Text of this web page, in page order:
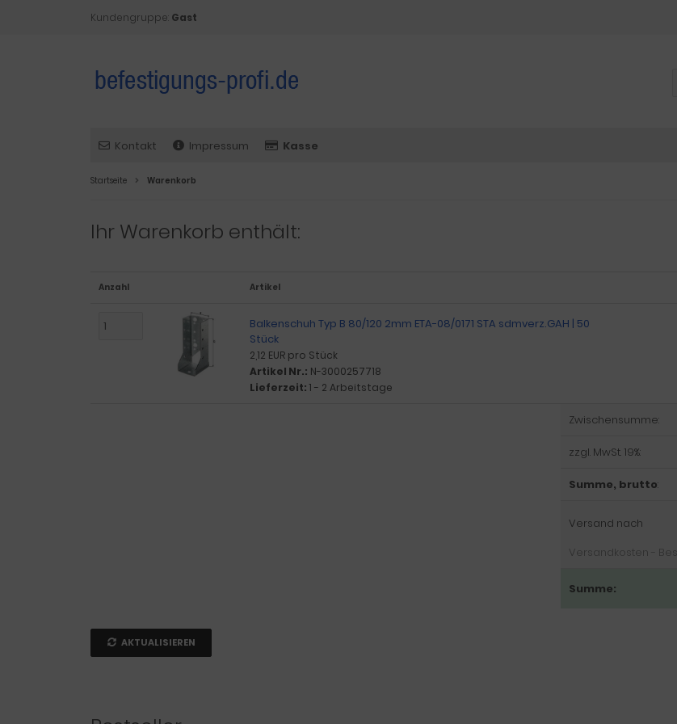
Kundengruppe: Gast
Kontakt Impressum Kasse
Startseite Warenkorb
Ihr Warenkorb enthält:
Anzahl Artikel
Balkenschuh Typ B 80/120 2mm ETA-08/0171 STA sdmverz.GAH | 50
Stück
2,12 EUR pro Stück
Artikel Nr.: N-3000257718
Lieferzeit: 1 - 2 Arbeitstage
Zwischensumme:
zzgl. MwSt. 19%:
Summe, brutto:
Versand nach
Versandkosten -
Summe:
AKTUALISIEREN